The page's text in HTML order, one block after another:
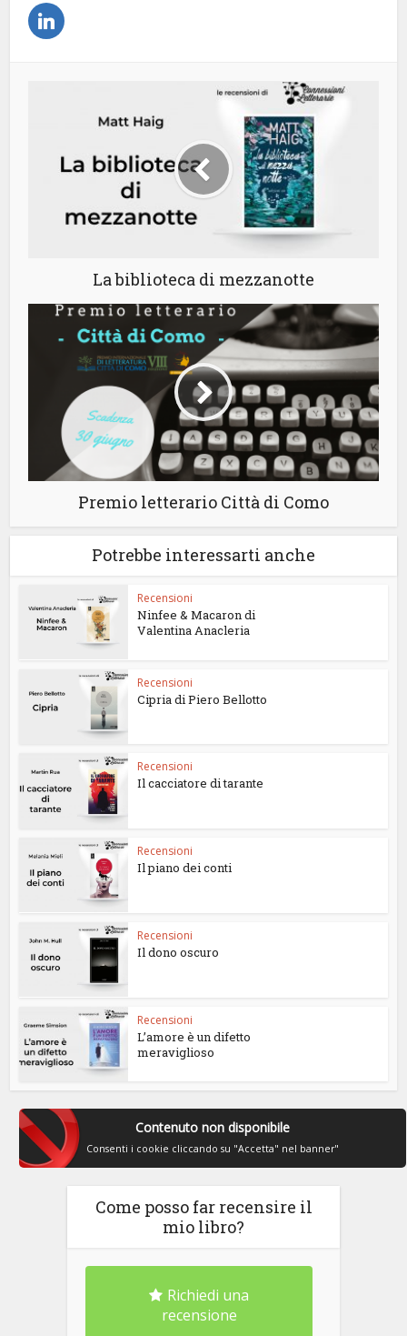
La biblioteca di mezzanotte
Premio letterario Città di Como
Potrebbe interessarti anche
Recensioni
Ninfee & Macaron di
Valentina Anacleria
Recensioni
Cipria di Piero Bellotto
Recensioni
Il cacciatore di tarante
Recensioni
Il piano dei conti
Recensioni
Il dono oscuro
Recensioni
L’amore è un difetto
meraviglioso
Contenuto non disponibile
Consenti i cookie cliccando su "Accetta" nel banner"
Come posso far recensire il
mio libro?
Richiedi una
recensione